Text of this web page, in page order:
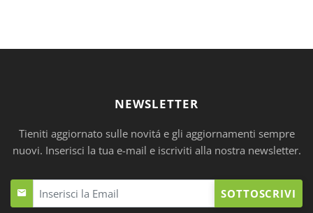
NEWSLETTER
Tieniti aggiornato sulle novitá e gli aggiornamenti sempre
nuovi. Inserisci la tua e-mail e iscriviti alla nostra newsletter.
SOTTOSCRIVI